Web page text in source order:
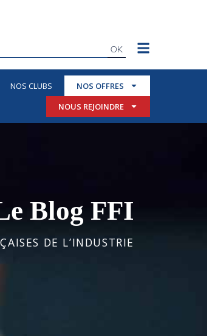
OK
NOS CLUBS
NOS OFFRES
NOUS REJOINDRE
Blog FFI
DE L’INDUSTRIE